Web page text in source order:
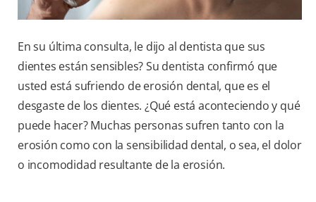
En su última consulta, le dijo al dentista que sus
dientes están sensibles? Su dentista confirmó que
usted está sufriendo de erosión dental, que es el
desgaste de los dientes. ¿Qué está aconteciendo y qué
puede hacer? Muchas personas sufren tanto con la
erosión como con la sensibilidad dental, o sea, el dolor
o incomodidad resultante de la erosión.